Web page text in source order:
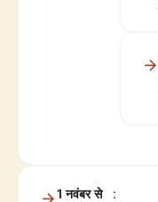
1 नवंबर से
: